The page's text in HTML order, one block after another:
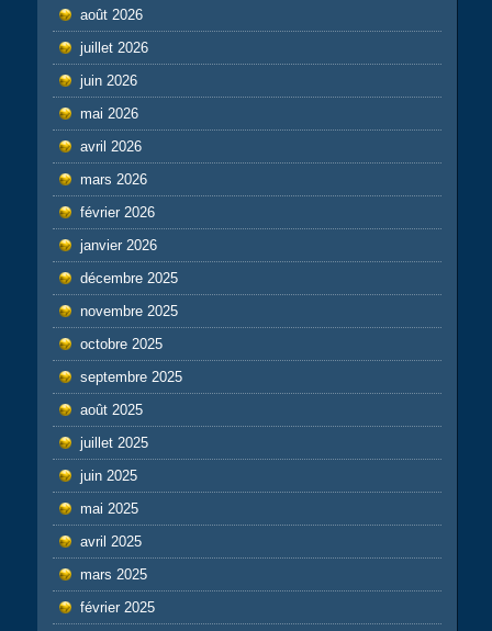
août 2026
juillet 2026
juin 2026
mai 2026
avril 2026
mars 2026
février 2026
janvier 2026
décembre 2025
novembre 2025
octobre 2025
septembre 2025
août 2025
juillet 2025
juin 2025
mai 2025
avril 2025
mars 2025
février 2025